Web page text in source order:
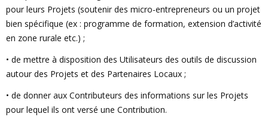
pour leurs Projets (soutenir des micro-entrepreneurs ou un projet
bien spécifique (ex : programme de formation, extension d’activité
en zone rurale etc.) ;
• de mettre à disposition des Utilisateurs des outils de discussion
autour des Projets et des Partenaires Locaux ;
• de donner aux Contributeurs des informations sur les Projets
pour lequel ils ont versé une Contribution.